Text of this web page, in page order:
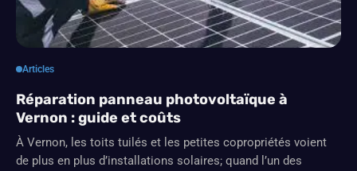
Articles
Réparation panneau photovoltaïque à
Vernon : guide et coûts
À Vernon, les toits tuilés et les petites copropriétés voient
de plus en plus d’installations solaires; quand l’un des